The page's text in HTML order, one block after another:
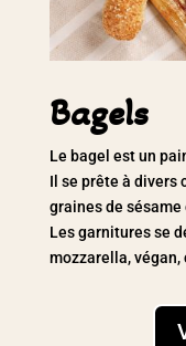
Bagels
Le bagel est un
Il se prête à divers
graines de
Les garnitures se
mozzarella, végan,